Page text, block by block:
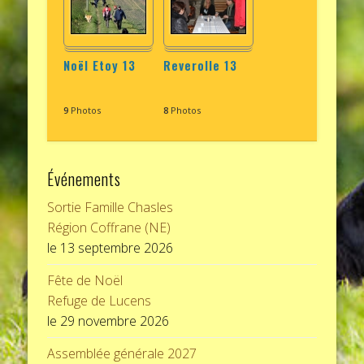
Noël Etoy 13
9 Photos
Reverolle 13
8 Photos
Événements
Sortie Famille Chasles
Région Coffrane (NE)
le 13 septembre 2026
Fête de Noël
Refuge de Lucens
le 29 novembre 2026
Assemblée générale 2027